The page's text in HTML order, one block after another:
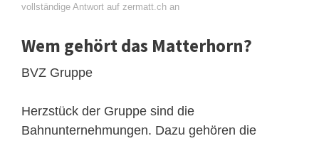
vollständige Antwort auf zermatt.ch an
Wem gehört das Matterhorn?
BVZ Gruppe
Herzstück der Gruppe sind die
Bahnunternehmungen. Dazu gehören die